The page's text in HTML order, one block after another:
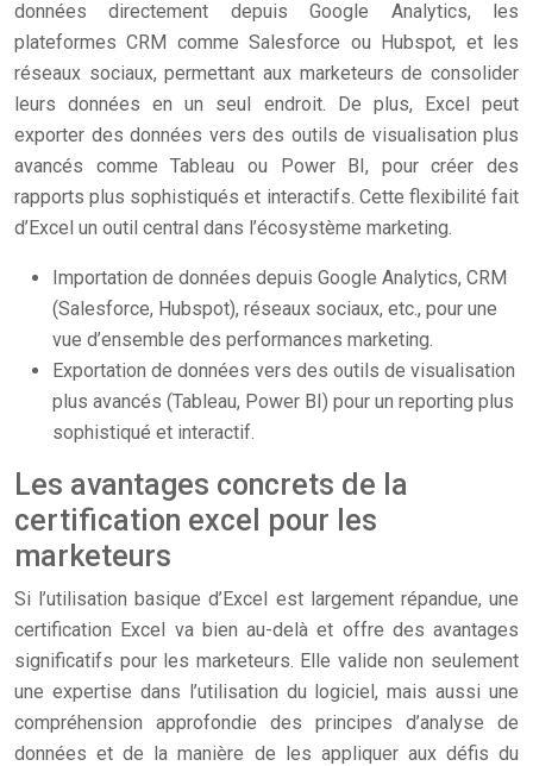
données directement depuis Google Analytics, les
plateformes CRM comme Salesforce ou Hubspot, et les
réseaux sociaux, permettant aux marketeurs de consolider
leurs données en un seul endroit. De plus, Excel peut
exporter des données vers des outils de visualisation plus
avancés comme Tableau ou Power BI, pour créer des
rapports plus sophistiqués et interactifs. Cette flexibilité fait
d’Excel un outil central dans l’écosystème marketing.
Importation de données depuis Google Analytics, CRM
(Salesforce, Hubspot), réseaux sociaux, etc., pour une
vue d’ensemble des performances marketing.
Exportation de données vers des outils de visualisation
plus avancés (Tableau, Power BI) pour un reporting plus
sophistiqué et interactif.
Les avantages concrets de la
certification excel pour les
marketeurs
Si l’utilisation basique d’Excel est largement répandue, une
certification Excel va bien au-delà et offre des avantages
significatifs pour les marketeurs. Elle valide non seulement
une expertise dans l’utilisation du logiciel, mais aussi une
compréhension approfondie des principes d’analyse de
données et de la manière de les appliquer aux défis du